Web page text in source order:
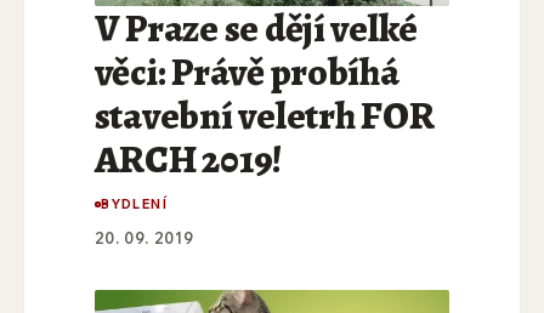
V Praze se dějí velké
věci: Právě probíhá
stavební veletrh FOR
ARCH 2019!
BYDLENÍ
20. 09. 2019